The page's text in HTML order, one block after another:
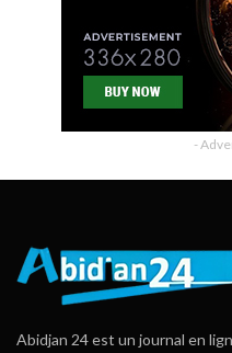
-
Abidjan 24 est un journal en